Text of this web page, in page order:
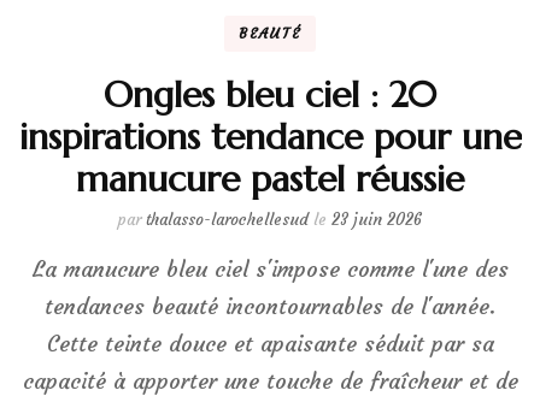
BEAUTÉ
Ongles bleu ciel : 20
inspirations tendance pour une
manucure pastel réussie
parthalasso-larochellesud le 23 juin 2026
La manucure bleu ciel s'impose comme l'une des
tendances beauté incontournables de l'année.
Cette teinte douce et apaisante séduit par sa
capacité à apporter une touche de fraîcheur et de